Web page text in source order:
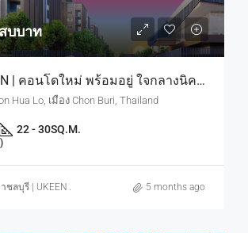
บบาท
EARN By LPN | คอนโดใหม่ พร้อมอยู่ ใจกลางนิคมอมตะ ดีมานด์คนทำงานนิคม มีจริงตลอดปี เริ่ม 9.9 แสบบาท
Hua Lo, เมือง Chon Buri, Thailand
22 - 30SQ.M.
ชลบุรี | UKEEN ASSET CO., LTD. 5 months ago